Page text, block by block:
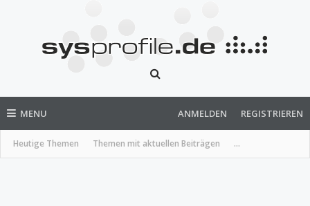
MENU
Heutige Themen Themen mit aktuellen Beiträgen ...
ANMELDEN REGISTRIEREN